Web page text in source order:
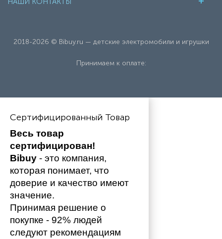
2018-2026 © Bibuy.ru — детские электромобили и игрушки
Принимаем к оплате:
Сертифицированный Товар
Весь товар
сертифицирован!
Bibuy - это компания,
которая понимает, что
доверие и качество имеют
значение.
Принимая решение о
покупке - 92% людей
следуют рекомендациям